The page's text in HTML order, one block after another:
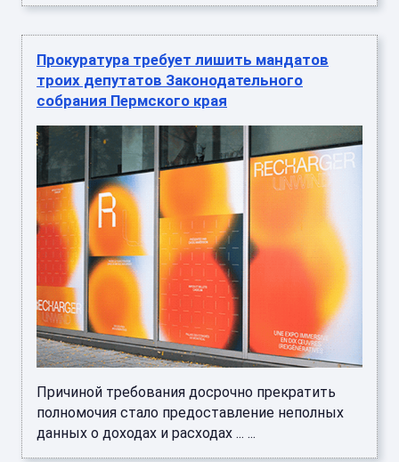
Прокуратура требует лишить мандатов
троих депутатов Законодательного
собрания Пермского края
Причиной требования досрочно прекратить
полномочия стало предоставление неполных
данных о доходах и расходах ... ...